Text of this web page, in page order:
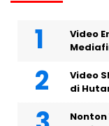
Video
Video
di
Nonton